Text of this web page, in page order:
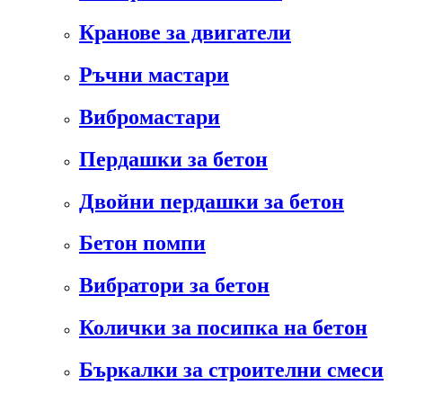
Кранове за двигатели
Ръчни мастари
Вибромастари
Пердашки за бетон
Двойни пердашки за бетон
Бетон помпи
Вибратори за бетон
Колички за посипка на бетон
Бъркалки за строителни смеси